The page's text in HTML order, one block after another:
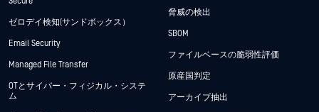
ゼロデイ検知(サンドボックス）
Email Security
Managed File Transfer
OTとサイバー・フィジカル・システ
ム
脅威の検出
SBOM
ファイルベースの脆弱性評価
原産国判定
アーカイブ抽出